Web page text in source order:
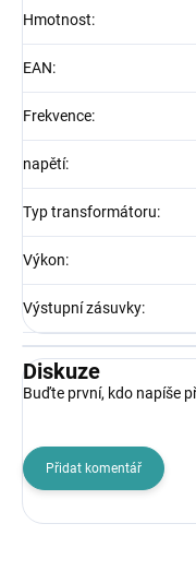
Hmotnost:
EAN:
Frekvence:
napětí:
Typ transformátoru:
Výkon:
Výstupní zásuvky:
Diskuze
Buďte první, kdo napíše
Přidat komentář